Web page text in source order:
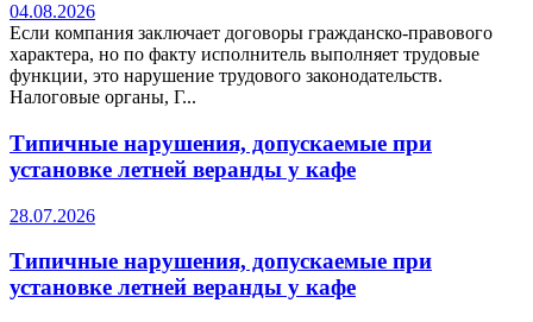
04.08.2026
Если компания заключает договоры гражданско-правового
характера, но по факту исполнитель выполняет трудовые
функции, это нарушение трудового законодательств.
Налоговые органы, Г...
Типичные нарушения, допускаемые при
установке летней веранды у кафе
28.07.2026
Типичные нарушения, допускаемые при
установке летней веранды у кафе